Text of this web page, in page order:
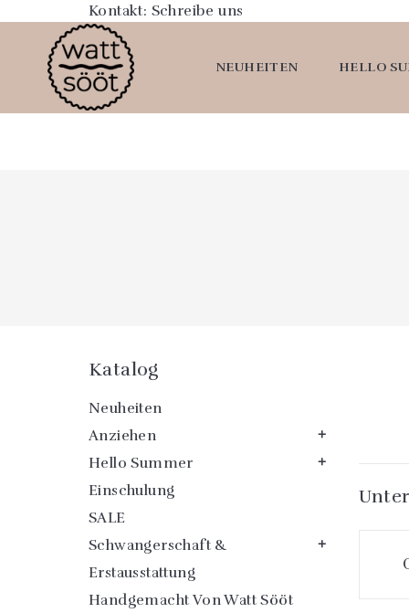
Kontakt: Schreibe uns
NEUHEITEN HELLO
Katalog
Neuheiten
Anziehen

Hello Summer 
Einschulung
SALE
Schwangerschaft &
Erstausstattung

Handgemacht Von Watt Sööt